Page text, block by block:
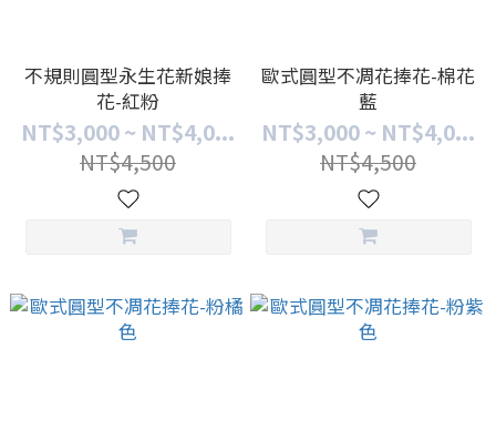
不規則圓型永生花新娘捧
花-紅粉
NT$3,000 ~ NT$4,0...
NT$4,500
歐式圓型不凋花捧花-棉花
藍
NT$3,000 ~ NT$4,0...
NT$4,500